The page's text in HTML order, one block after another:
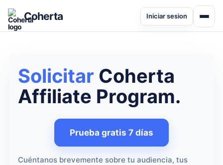
Coherta Iniciar sesion
Solicitar Coherta
Affiliate Program.
Prueba gratis 7 días
Cuéntanos brevemente sobre tu audiencia, tus